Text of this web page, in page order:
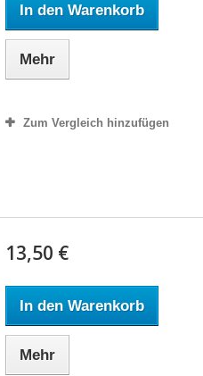
In den Warenkorb
Mehr
Zum Vergleich hinzufügen
13,50 €
In den Warenkorb
Mehr